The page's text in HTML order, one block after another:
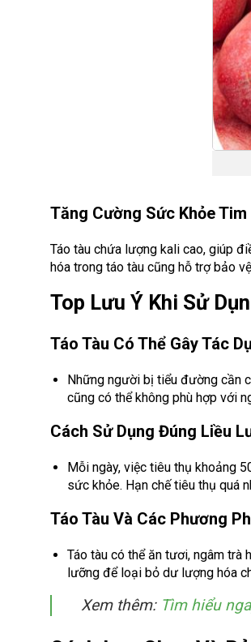
Tăng Cường Sức Khỏe Tim
Táo tàu chứa lượng kali cao, giúp
hóa trong táo tàu cũng hỗ trợ bảo
Top Lưu Ý Khi Sử
Táo Tàu Có Thể Gây Tác
Những người bị tiểu đường cần
cũng có thể không phù hợp với
Cách Sử Dụng Đúng Liều
Mỗi ngày, việc tiêu thụ khoảng
sức khỏe. Hạn chế tiêu thụ quá
Táo Tàu Và Các Phương
Táo tàu có thể ăn tươi, ngâm trà
lưỡng để loại bỏ dư lượng hóa
Xem thêm: Tìm hiểu